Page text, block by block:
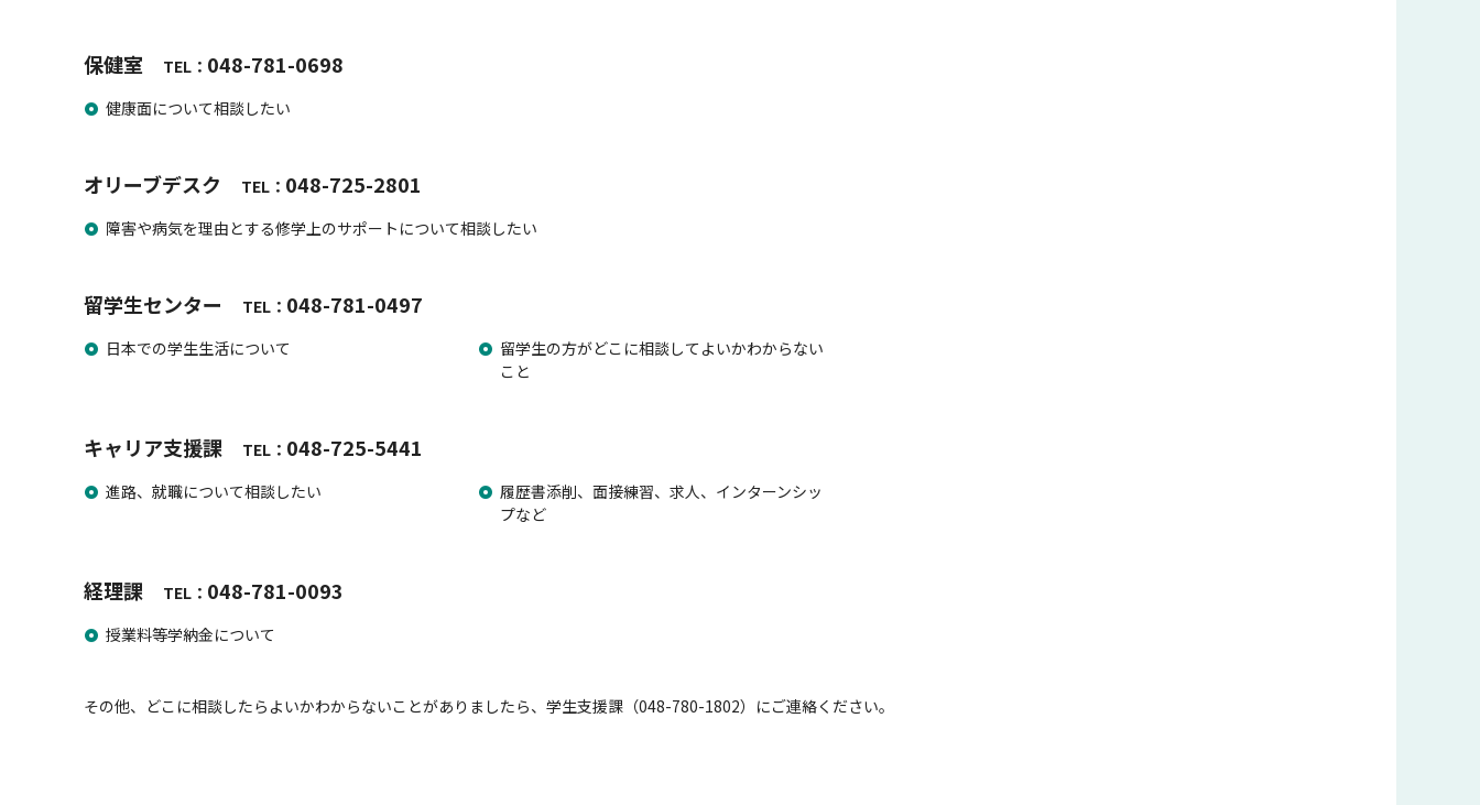
保健室 ​​​TEL： 048-781-0698
健康面について相談したい
オリーブデスク ​​​TEL： 048-725-2801
障害や病気を理由とする修学上のサポートについて相談したい
留学生センター ​​​TEL： 048-781-0497
日本での学生生活について
留学生の方がどこに相談してよいかわからない
こと
キャリア支援課 ​​​TEL： 048-725-5441
進路、就職について相談したい
履歴書添削、面接練習、求人、インターンシッ
プなど
経理課 ​​​TEL： 048-781-0093
授業料等学納金について
その他、どこに相談したらよいかわからないことがありましたら、学生支援課（048-780-1802）にご連絡ください。